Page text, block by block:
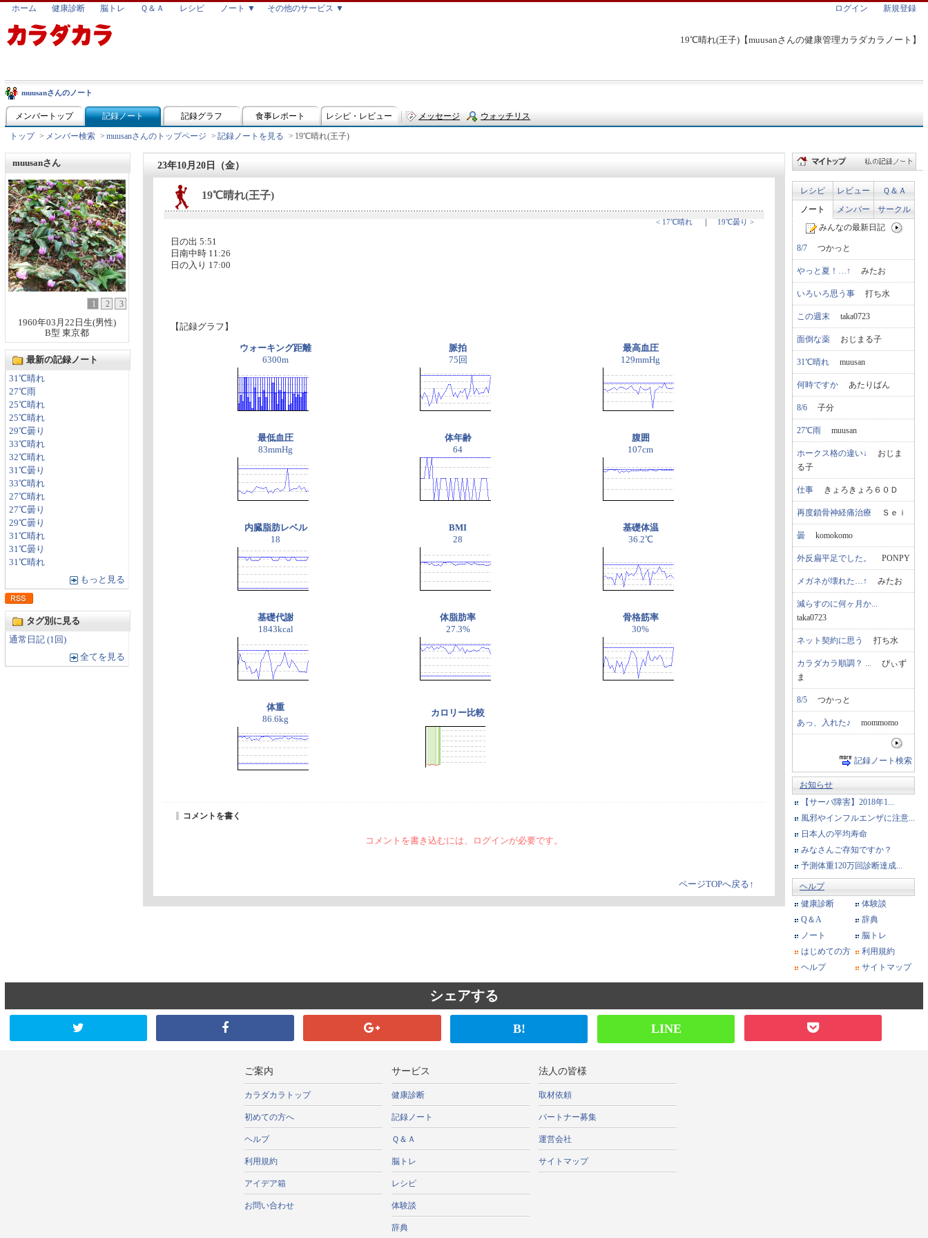
19℃晴れ(王子)【muusanさんの健康管理カラダカラノート】
ホーム 健康診断 脳トレ Ｑ＆Ａ レシピ ノート ▼ その他のサービス ▼ ログイン 新規登録
muusanさんのノート
メンバートップ 記録ノート 記録グラフ 食事レポート レシピ・レビュー メッセージ ウォッチリス
トップ > メンバー検索 > muusanさんのトップページ > 記録ノートを見る > 19℃晴れ(王子)
muusanさん
1 2
3
1960年03月22日生(男性)
B型 東京都
最新の記録ノート
31℃晴れ
27℃雨
25℃晴れ
25℃晴れ
29℃曇り
33℃晴れ
32℃晴れ
31℃曇り
33℃晴れ
27℃晴れ
27℃曇り
29℃曇り
31℃晴れ
31℃曇り
31℃晴れ
もっと見る
タグ別に見る
通常日記 (1回)
全てを見る
23年10月20日（金）
19℃晴れ(王子)
< 17℃晴れ ｜ 19℃曇り >
日の出 5:51
日南中時 11:26
日の入り 17:00
【記録グラフ】
ウォーキング距離
6300m
脈拍
75回
最高血圧
129mmHg
最低血圧
83mmHg
体年齢
64
腹囲
107cm
内臓脂肪レベル
18
BMI
28
基礎体温
36.2℃
基礎代謝
1843kcal
体脂肪率
27.3%
骨格筋率
30%
体重
86.6kg
カロリー比較
コメントを書く
コメントを書き込むには、ログインが必要です。
ページTOPへ戻る↑
レシピ レビュー
Ｑ＆Ａ
ノート
メンバー
サークル
みんなの最新日記
8/7 つかっと
やっと夏！…↑ みたお
いろいろ思う事 打ち水
この週末 taka0723
面倒な薬 おじまる子
31℃晴れ muusan
何時ですか あたりばん
8/6 子分
27℃雨 muusan
ホークス格の違い↓ おじま
る子
仕事 きょろきょろ６０Ｄ
再度鎖骨神経痛治療 Ｓｅｉ
曇 komokomo
外反扁平足でした。 PONPY
メガネが壊れた…↑ みたお
減らすのに何ヶ月か...
taka0723
ネット契約に思う 打ち水
カラダカラ順調？ ... ぴぃず
ま
8/5 つかっと
あっ、入れた♪ mommomo
記録ノート検索
お知らせ
【サーバ障害】2018年1...
風邪やインフルエンザに注意...
日本人の平均寿命
みなさんご存知ですか？
予測体重120万回診断達成...
ヘルプ
健康診断
体験談
Q＆A
辞典
ノート
脳トレ
はじめての方
利用規約
ヘルプ
サイトマップ
シェアする
B! LINE
ご案内
カラダカラトップ
初めての方へ
ヘルプ
利用規約
アイデア箱
お問い合わせ
サービス
健康診断
記録ノート
Ｑ＆Ａ
脳トレ
レシピ
体験談
辞典
法人の皆様
取材依頼
パートナー募集
運営会社
サイトマップ